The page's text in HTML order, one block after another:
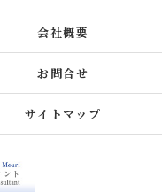
会社概要
お問合せ
サイトマップ